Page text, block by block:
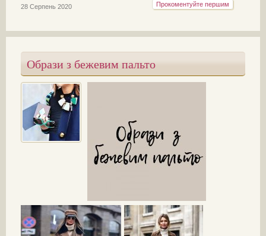
Прокоментуйте першим
28 Серпень 2020
Образи з бежевим пальто